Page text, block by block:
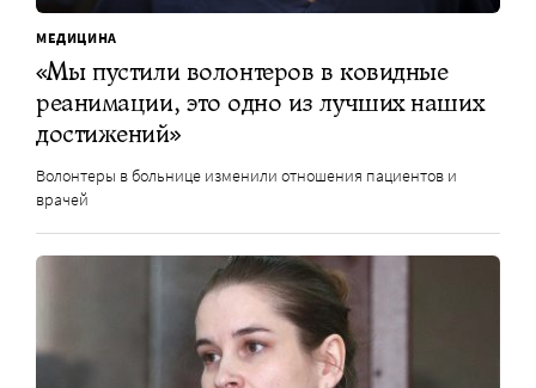
МЕДИЦИНА
«Мы пустили волонтеров в ковидные
реанимации, это одно из лучших наших
достижений»
Волонтеры в больнице изменили отношения пациентов и
врачей